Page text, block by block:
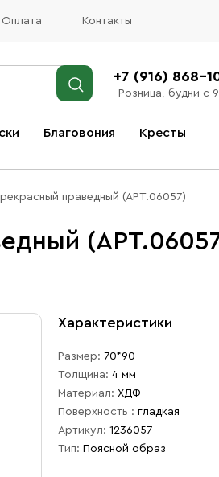
Оплата Контакты
+7 (916) 868-
Розница, будни с
Благовония Кресты
праведный (АРТ.06057)
Характеристики
Размер: 70*90
Толщина: 4 мм
Материал: ХДФ
Поверхность : гладкая
Артикул: 1236057
Тип: Поясной образ